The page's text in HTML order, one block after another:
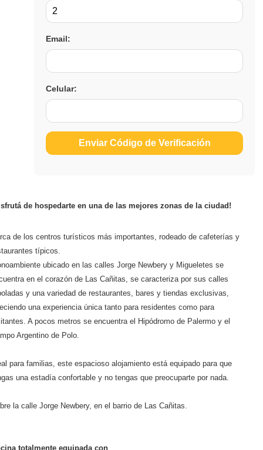
Email:
Celular:
Enviar Código de Verificación
de hospedarte en una de las mejores zonas de la ciudad!
de los centros turísticos más importantes, rodeado de cafeterías y
típicos.
ubicado en las calles Jorge Newbery y Migueletes se
en el corazón de Las Cañitas, se caracteriza por sus calles
y una variedad de restaurantes, bares y tiendas exclusivas,
una experiencia única tanto para residentes como para
A pocos metros se encuentra el Hipódromo de Palermo y el
Argentino de Polo.
para familias, este espacioso alojamiento está equipado para que
una estadía confortable y no tengas que preocuparte por nada.
la calle Jorge Newbery, en el barrio de Las Cañitas.
totalmente equipada con